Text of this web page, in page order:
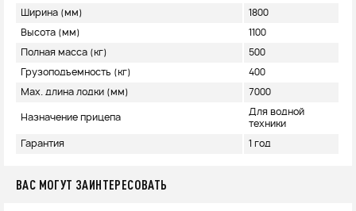
Ширина (мм) 1800
Высота (мм) 1100
Полная масса (кг) 500
Грузоподъемность (кг) 400
Max. длина лодки (мм) 7000
Назначение прицепа
Для водной
техники
Гарантия 1 год
ВАС МОГУТ ЗАИНТЕРЕСОВАТЬ